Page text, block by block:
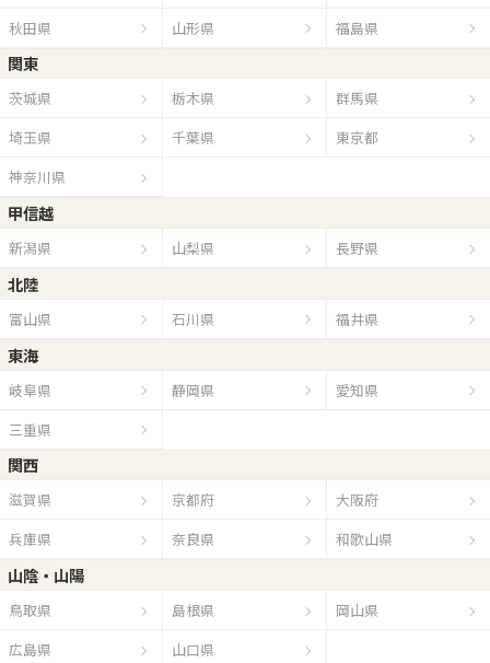
秋田県
山形県 福島県
関東
茨城県 栃木県
群馬県
埼玉県
千葉県
東京都
神奈川県
甲信越
新潟県 山梨県 長野県
北陸
富山県 石川県 福井県
東海
岐阜県 静岡県
愛知県
三重県
関西
滋賀県 京都府
大阪府
兵庫県
奈良県 和歌山県
山陰・山陽
鳥取県 島根県
岡山県
広島県
山口県